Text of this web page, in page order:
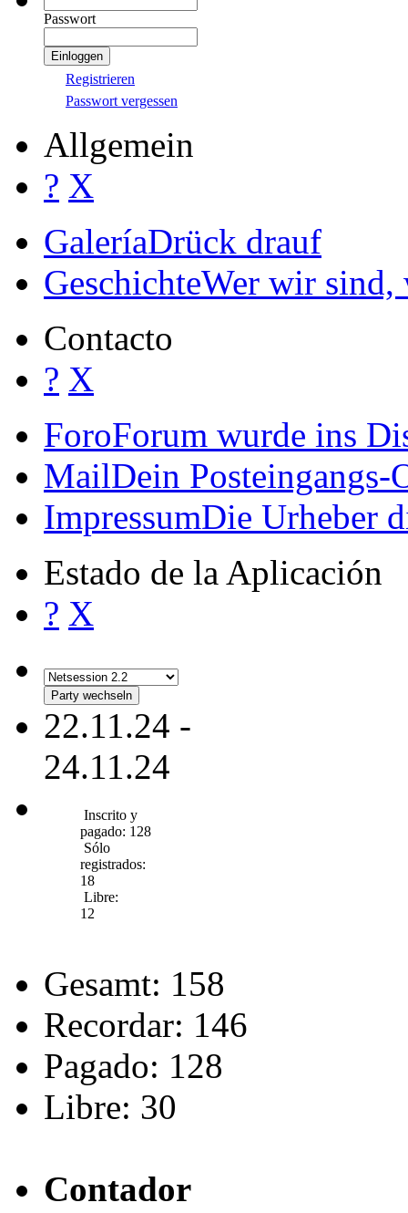
Turnier stattfindet
Sponsoren
Veranstaltung
Regeln (AGB)
Inicio de sesión
? X
Passwort
Passwort vergessen
Allgemein
? X
Galería Drück drauf
Geschichte
Wer wir
Contacto
? X
ForoForum wurde ins
Impressum
Estado de la Aplicación
22.11.24 -
24.11.24
registrados:
18